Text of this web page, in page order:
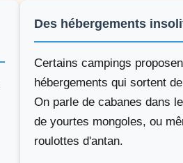
Des hébergements
Certains campings
hébergements qui sortent
On parle de cabanes dans
de yourtes mongoles, ou
roulottes d'antan.